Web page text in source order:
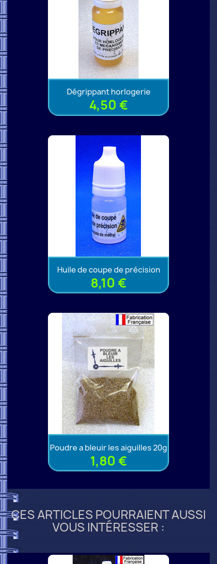
Dégrippant horlogerie
4,50 €
Huile de coupe de précision
8,10 €
Poudre a bleuir les aiguilles 20g
1,80 €
CES ARTICLES POURRAIENT AUSSI
VOUS INTÉRESSER :